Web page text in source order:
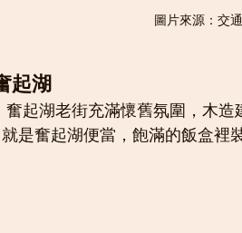
圖片來源：交
起湖
就是奮起湖便當，飽滿的飯盒裡